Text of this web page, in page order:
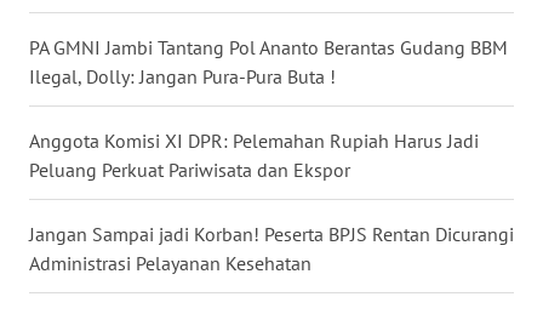
PA GMNI Jambi Tantang Pol Ananto Berantas Gudang BBM
Ilegal, Dolly: Jangan Pura-Pura Buta !
Anggota Komisi XI DPR: Pelemahan Rupiah Harus Jadi
Peluang Perkuat Pariwisata dan Ekspor
Jangan Sampai jadi Korban! Peserta BPJS Rentan Dicurangi
Administrasi Pelayanan Kesehatan
WN
MALUKU
WN
WN